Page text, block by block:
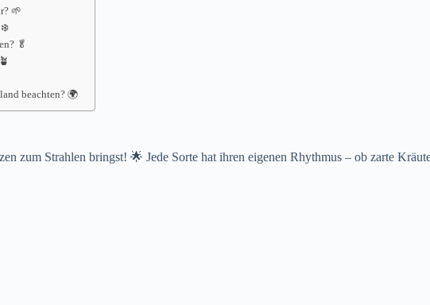
🌱
❄️
🥬
beachten? 🌍
zum Strahlen bringst! 🌟 Jede Sorte hat ihren eigenen Rhythmus – ob zarte